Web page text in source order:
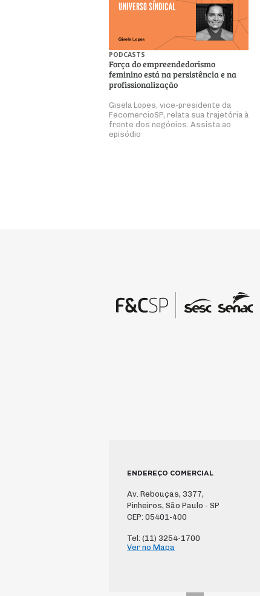
PODCASTS
Força do empreendedorismo
feminino está na persistência e na
profissionalização
Gisela Lopes, vice-presidente da
FecomercioSP, relata sua trajetória à
frente dos negócios. Assista ao
episódio
ENDEREÇO COMERCIAL
Av. Rebouças, 3377,
Pinheiros, São Paulo - SP
CEP: 05401-400
Tel: (11) 3254-1700
Ver no Mapa